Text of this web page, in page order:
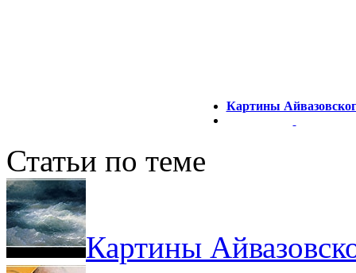
Картины
Статьи по теме
Картины